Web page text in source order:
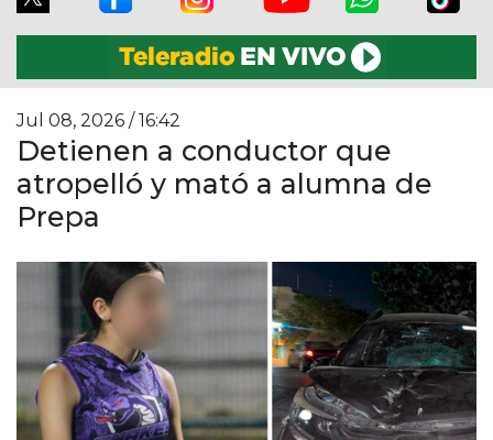
Jul 08, 2026 / 16:42
Detienen a conductor que
atropelló y mató a alumna de
Prepa